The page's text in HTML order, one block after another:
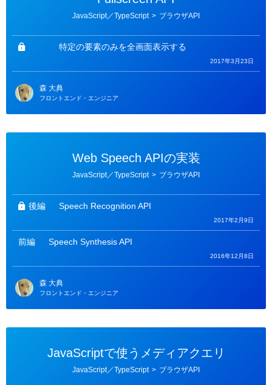
リ
ー
JavaScript／TypeScript > ブラウザAPI
特定の要素のみを全画面表示する
2017年3月23日
森 大典
フロントエンド・エンジニア
Web Speech APIの実装
リ
ー
JavaScript／TypeScript > ブラウザAPI
後編 Speech Recognition API
2017年2月9日
前編 Speech Synthesis API
2016年12月8日
森 大典
フロントエンド・エンジニア
JavaScriptで使うメディアクエリ
JavaScript／TypeScript > ブラウザAPI